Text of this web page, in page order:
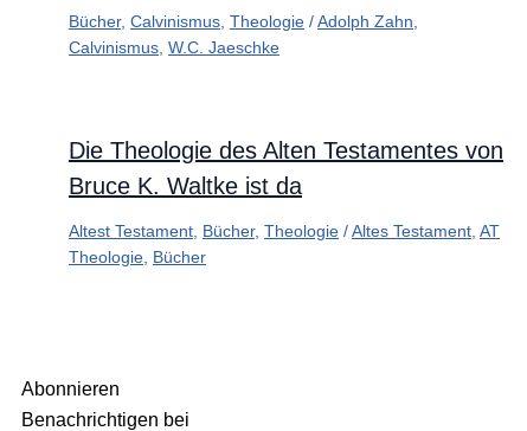
Bücher, Calvinismus Theologie /Adolph Zahn
Calvinismus W.C. Jaeschke
Die Theologie des Alten Testamentes von
Bruce K. Waltke ist da
Altest Testament Bücher, Theologie /Altes Testament AT
Theologie Bücher
Abonnieren
Benachrichtigen bei